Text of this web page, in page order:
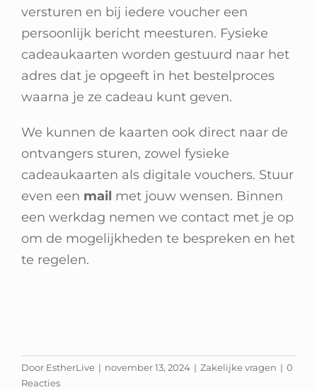
versturen en bij iedere voucher een
persoonlijk bericht meesturen. Fysieke
cadeaukaarten worden gestuurd naar het
adres dat je opgeeft in het bestelproces
waarna je ze cadeau kunt geven.
We kunnen de kaarten ook direct naar de
ontvangers sturen, zowel fysieke
cadeaukaarten als digitale vouchers. Stuur
even een mail met jouw wensen. Binnen
een werkdag nemen we contact met je op
om de mogelijkheden te bespreken en het
te regelen.
Door EstherLive | november 13, 2024 | Zakelijke vragen | 0
Reacties